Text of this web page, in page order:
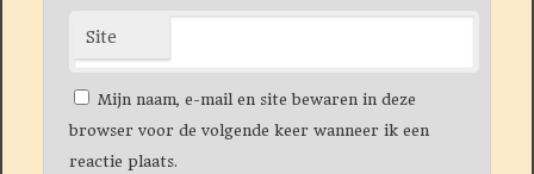
Site
Mijn naam, e-mail en site bewaren in deze
browser voor de volgende keer wanneer ik een
reactie plaats.